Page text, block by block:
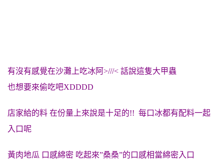
有沒有感覺在沙灘上吃冰阿>///< 話說這隻大甲蟲
也想要來偷吃吧XDDDD
店家給的料 在份量上來說是十足的!! 每口冰都有配料一起
入口呢
黃肉地瓜 口感綿密 吃起來”桑桑”的口感相當綿密入口